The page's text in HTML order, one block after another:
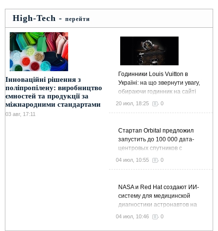
High-Tech - перейти
Інноваційні рішення з
поліпропілену: виробництво
ємностей та продукції за
міжнародними стандартами
03 авг, 17:11
Годинники Louis Vuitton в
Україні: на що звернути увагу,
обираючи годинник на сайті
Kronos-Shop
20 июл, 18:25 0
Стартап Orbital предложил
запустить до 100 000 дата-
центровых спутников с
суммарной мощностью 10 ГВт
04 июл, 10:55 0
NASA и Red Hat создают ИИ-
систему для медицинской
диагностики астронавтов на
МКС и в далеком космосе
04 июл, 10:46 0